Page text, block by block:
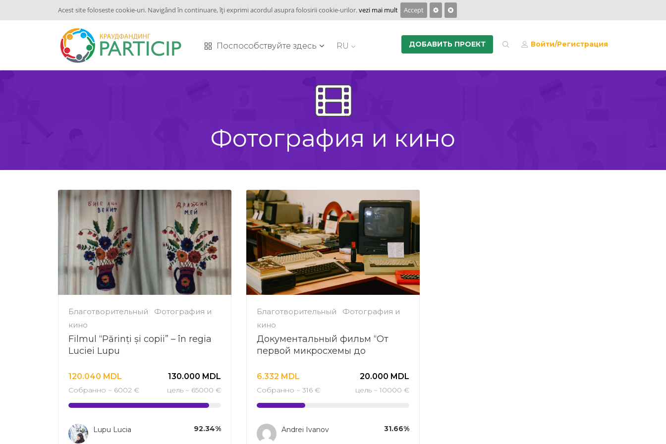
Acest site foloseste cookie-uri. Navigând în continuare, îţi exprimi acordul asupra folosirii cookie-urilor.vezi mai mult Accept
Поспособствуйте здесь RU ДОБАВИТЬ ПРОЕКТ Войти/Регистрация
Фотография и кино
Благотворительный
Фотография и
кино
Filmul “Părinți și copii” – în regia
Luciei Lupu
120.040 MDL
Собранно ~ 6002 €
130.000 MDL
цель ~ 65000 €
Lupu Lucia 92.34%
Благотворительный
Фотография и
кино
Документальный фильм “От
первой микросхемы до
6.332 MDL
Собранно ~ 316 €
20.000 MDL
цель ~ 10000 €
Andrei Ivanov 31.66%